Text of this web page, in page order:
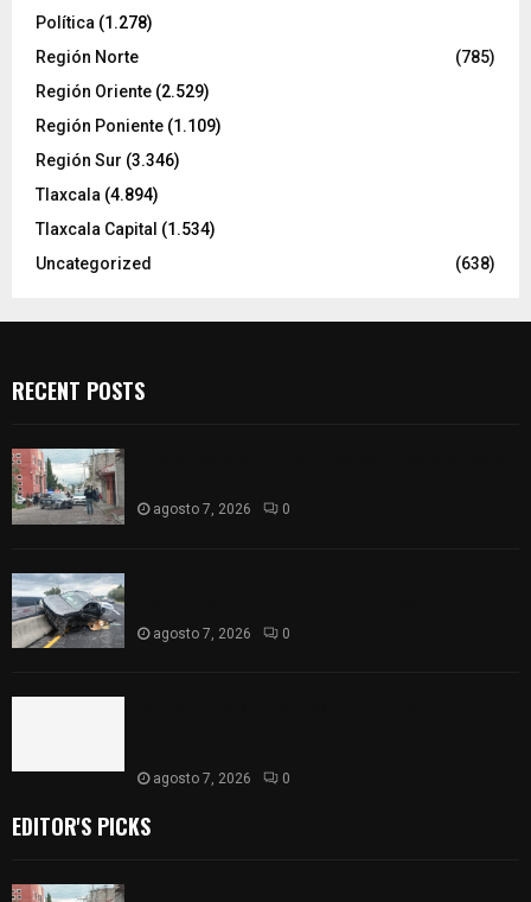
Política (1.278)
Región Norte
(785)
Región Oriente (2.529)
Región Poniente (1.109)
Región Sur (3.346)
Tlaxcala (4.894)
Tlaxcala Capital (1.534)
Uncategorized
(638)
RECENT POSTS
agosto 7, 2026 0
agosto 7, 2026 0
agosto 7, 2026 0
EDITOR'S PICKS